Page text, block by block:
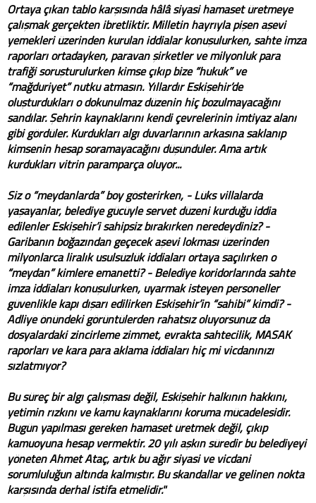
Ortaya çıkan tablo karşısında hâlâ siyasi hamaset üretmeye
çalışmak gerçekten ibretliktir. Milletin hayrıyla pişen aşevi
yemekleri üzerinden kurulan iddialar konuşulurken, sahte imza
raporları ortadayken, paravan şirketler ve milyonluk para
trafiği soruşturulurken kimse çıkıp bize “hukuk” ve
“mağduriyet” nutku atmasın. Yıllardır Eskişehir’de
oluşturdukları o dokunulmaz düzenin hiç bozulmayacağını
sandılar. Şehrin kaynaklarını kendi çevrelerinin imtiyaz alanı
gibi gördüler. Kurdukları algı duvarlarının arkasına saklanıp
kimsenin hesap soramayacağını düşündüler. Ama artık
kurdukları vitrin paramparça oluyor...
Siz o “meydanlarda” boy gösterirken, - Lüks villalarda
yaşayanlar, belediye gücüyle servet düzeni kurduğu iddia
edilenler Eskişehir’i sahipsiz bırakırken neredeydiniz? -
Garibanın boğazından geçecek aşevi lokması üzerinden
milyonlarca liralık usulsüzlük iddiaları ortaya saçılırken o
“meydan” kimlere emanetti? - Belediye koridorlarında sahte
imza iddiaları konuşulurken, uyarmak isteyen personeller
güvenlikle kapı dışarı edilirken Eskişehir’in “sahibi” kimdi? -
Adliye önündeki görüntülerden rahatsız oluyorsunuz da
dosyalardaki zincirleme zimmet, evrakta sahtecilik, MASAK
raporları ve kara para aklama iddiaları hiç mi vicdanınızı
sızlatmıyor?
Bu süreç bir algı çalışması değil, Eskişehir halkının hakkını,
yetimin rızkını ve kamu kaynaklarını koruma mücadelesidir.
Bugün yapılması gereken hamaset üretmek değil, çıkıp
kamuoyuna hesap vermektir. 20 yılı aşkın süredir bu belediyeyi
yöneten Ahmet Ataç, artık bu ağır siyasi ve vicdani
sorumluluğun altında kalmıştır. Bu skandallar ve gelinen nokta
karşısında derhal istifa etmelidir."